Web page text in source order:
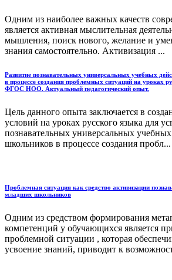
Одним из наиболее важных качеств
является активная мыслительная
мышления, поиск нового, желание и
знания самостоятельно. Активизация ...
Развитие познавательных универсальных учебных
в процессе создания проблемных ситуаций на уроках
ФГОС НОО. Актуальный педагогический опыт.
Цель данного опыта заключается в
условий на уроках русского языка для
познавательных универсальных
школьников в процессе создания пробл...
Проблемная ситуация как средство активизации
младших школьников
Одним из средством формирования
компетенций у обучающихся является
проблемной ситуации , которая
усвоение знаний, приводит к